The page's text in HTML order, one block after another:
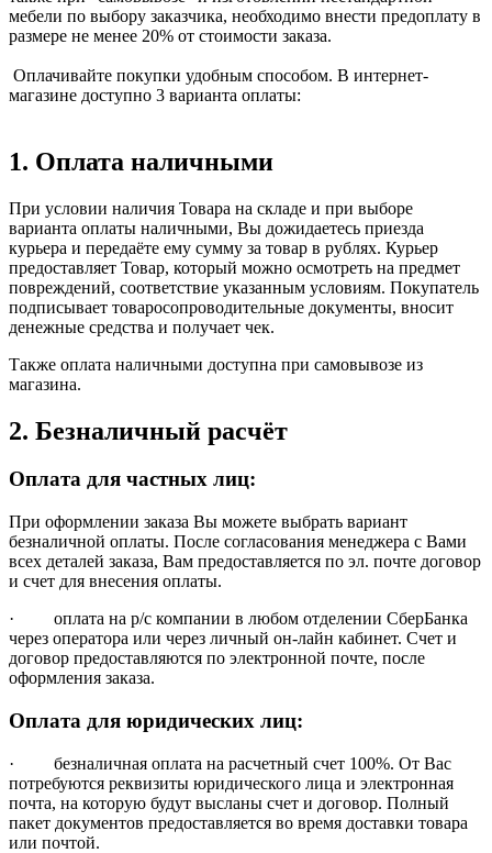
мебели по выбору заказчика, необходимо внести предоплату в
размере не менее 20% от стоимости заказа.
Оплачивайте покупки удобным способом. В интернет-
магазине доступно 3 варианта оплаты:
1. Оплата наличными
При условии наличия Товара на складе и при выборе
варианта оплаты наличными, Вы дожидаетесь приезда
курьера и передаёте ему сумму за товар в рублях. Курьер
предоставляет Товар, который можно осмотреть на предмет
повреждений, соответствие указанным условиям. Покупатель
подписывает товаросопроводительные документы, вносит
денежные средства и получает чек.
Также оплата наличными доступна при самовывозе из
магазина.
2. Безналичный расчёт
Оплата для частных лиц:
При оформлении заказа Вы можете выбрать вариант
безналичной оплаты. После согласования менеджера с Вами
всех деталей заказа, Вам предоставляется по эл. почте договор
и счет для внесения оплаты.
· оплата на р/с компании в любом отделении СберБанка
через оператора или через личный он-лайн кабинет. Счет и
договор предоставляются по электронной почте, после
оформления заказа.
Оплата для юридических лиц:
· безналичная оплата на расчетный счет 100%. От Вас
потребуются реквизиты юридического лица и электронная
почта, на которую будут высланы счет и договор. Полный
пакет документов предоставляется во время доставки товара
или почтой.